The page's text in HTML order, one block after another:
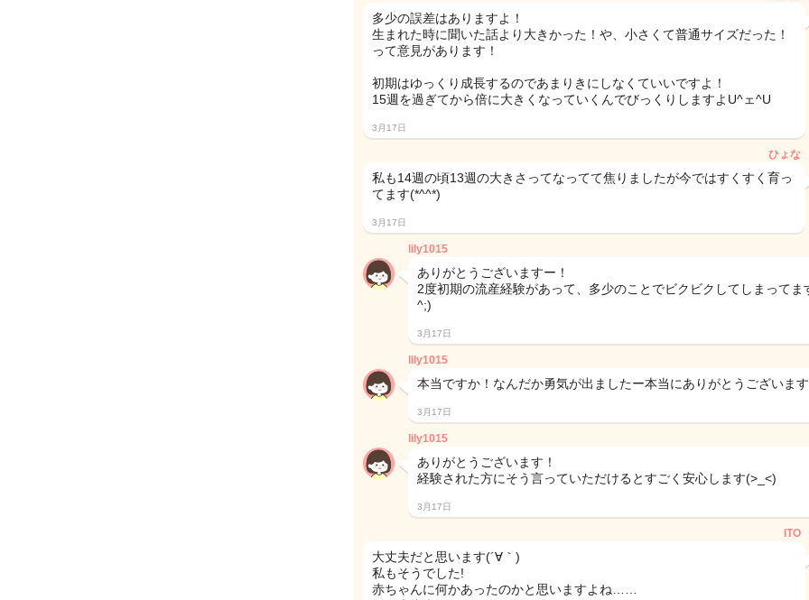
多少の誤差はありますよ！
生まれた時に聞いた話より大きかった！や、小さくて普通サイズだった！
って意見があります！
初期はゆっくり成長するのであまりきにしなくていいですよ！
15週を過ぎてから倍に大きくなっていくんでびっくりしますよU^ェ^U
3月17日
ひょな
私も14週の頃13週の大きさってなってて焦りましたが今ではすくすく育っ
てます(*^^*)
3月17日
lily1015
ありがとうございますー！
2度初期の流産経験があって、多少のことでビクビクしてしまってま
^;)
3月17日
lily1015
本当ですか！なんだか勇気が出ましたー本当にありがとうございま
3月17日
lily1015
ありがとうございます！
経験された方にそう言っていただけるとすごく安心します(>_<)
3月17日
ITO
大丈夫だと思います(´∀｀)
私もそうでした!
赤ちゃんに何かあったのかと思いますよね……